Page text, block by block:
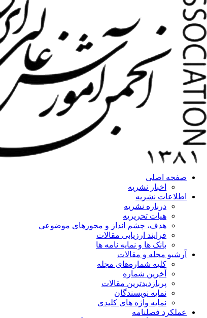
صفحه اصلی
اخبار نشریه
اطلاعات نشریه
درباره نشریه
هیات تحریریه
هدف، چشم انداز و محورهای موضوعی
فرایند ارزیابی مقالات
بانک ها و نمایه نامه ها
آرشیو مجله و مقالات
کلیه شماره‌های مجله
آخرین شماره
پربازدیدترین مقالات
نمایه نویسندگان
نمایه واژه های کلیدی
عملکرد فصلنامه